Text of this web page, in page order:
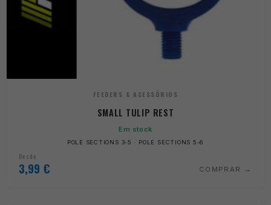
FEEDERS & ACESSÓRIOS
SMALL TULIP REST
Em stock
POLE SECTIONS 3-5 · POLE SECTIONS 5-6
Desde
3,99 € COMPRAR